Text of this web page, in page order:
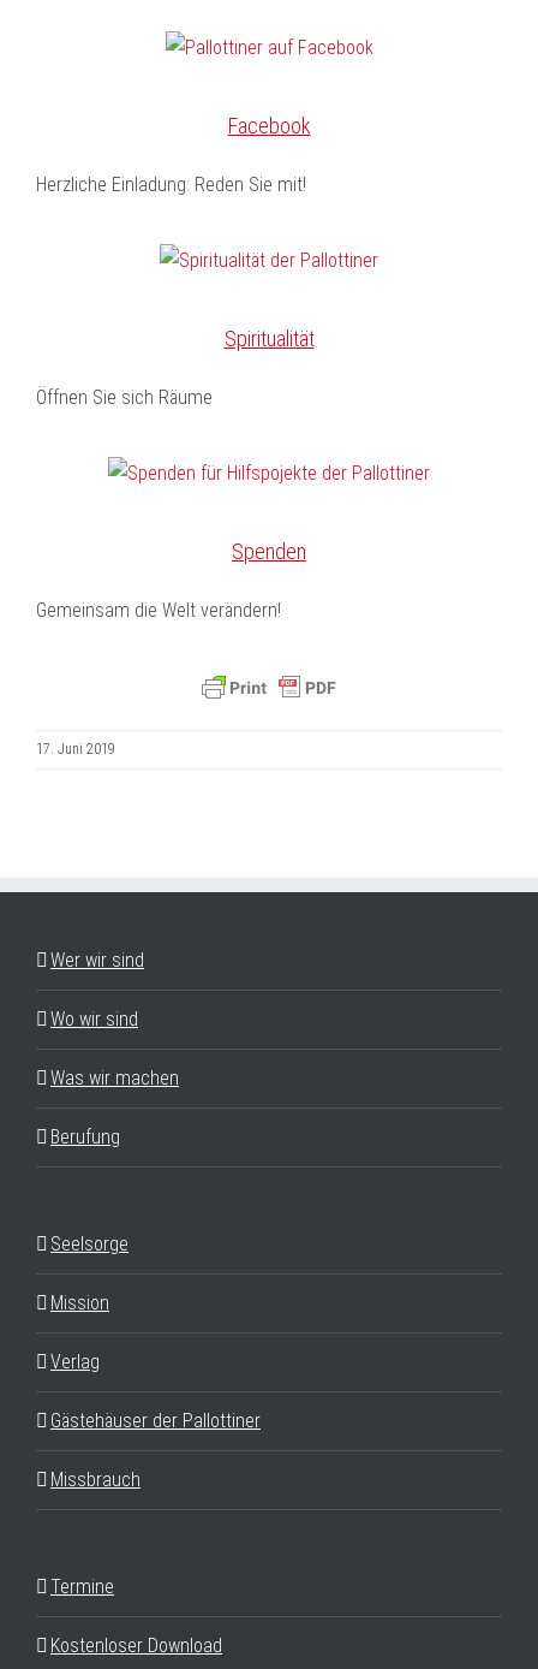
Facebook
Herzliche Einladung: Reden Sie mit!
Spiritualität
Öffnen Sie sich Räume
Spenden
Gemeinsam die Welt verändern!
17. Juni 2019
Wer wir sind
Wo wir sind
Was wir machen
Berufung
Seelsorge
Mission
Verlag
Gästehäuser der Pallottiner
Missbrauch
Termine
Kostenloser Download